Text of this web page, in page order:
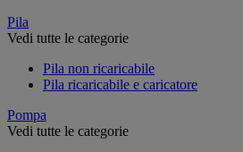
Pila
Vedi tutte le categorie
Pila non ricaricabile
Pila ricaricabile e caricatore
Pompa
Vedi tutte le categorie